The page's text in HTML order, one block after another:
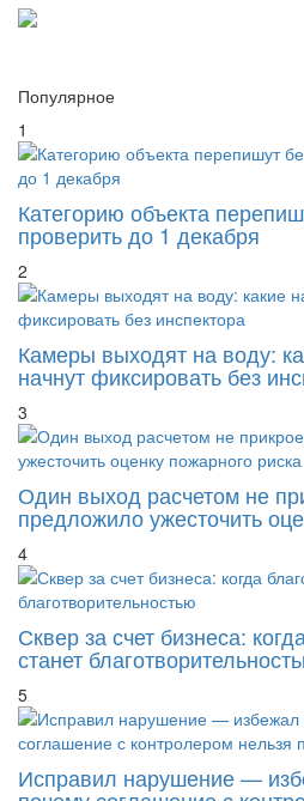
Популярное
1
Категорию объекта
проверить до 1 декабря
2
Камеры выходят на воду:
начнут фиксировать без
3
Один выход расчетом не
предложило ужесточить
4
Сквер за счет бизнеса:
станет
5
Исправил нарушение —